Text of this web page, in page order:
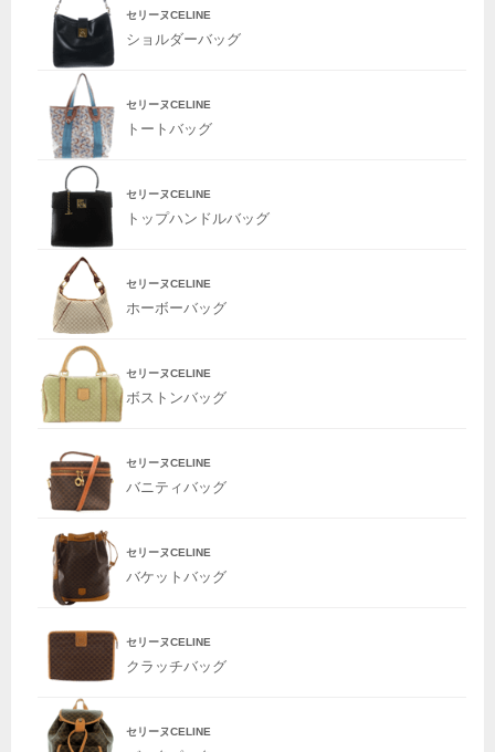
セリーヌCELINE
ショルダーバッグ
セリーヌCELINE
トートバッグ
セリーヌCELINE
トップハンドルバッグ
セリーヌCELINE
ホーボーバッグ
セリーヌCELINE
ボストンバッグ
セリーヌCELINE
バニティバッグ
セリーヌCELINE
バケットバッグ
セリーヌCELINE
クラッチバッグ
セリーヌCELINE